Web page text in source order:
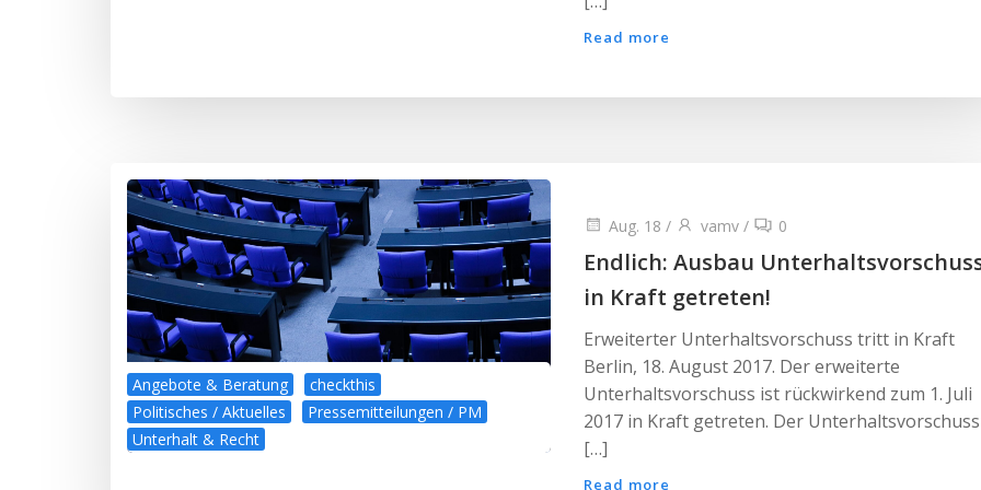
Read more
Angebote & Beratung
checkthis
Politisches / Aktuelles
Pressemitteilungen / PM
Unterhalt & Recht
Aug. 18 / vamv / 0
Endlich: Ausbau
in Kraft getreten!
Erweiterter Unterhaltsvorschuss tritt in Kraft
Berlin, 18. August 2017. Der erweiterte
Unterhaltsvorschuss ist rückwirkend zum 1. Juli
2017 in Kraft getreten. Der Unterhaltsvorschuss
[…]
Read more